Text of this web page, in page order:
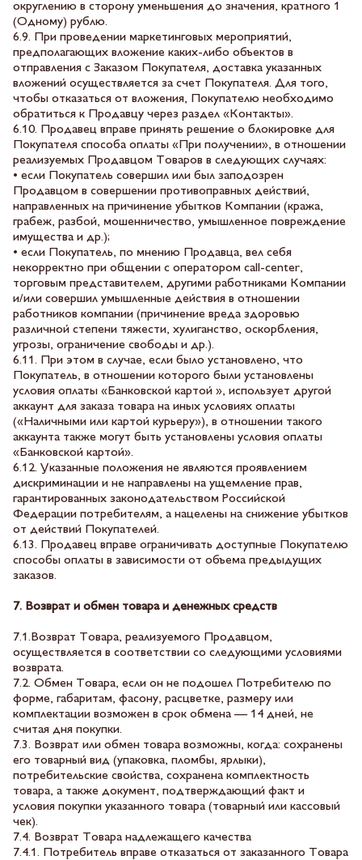
округлению в сторону уменьшения до значения, кратного 1
(Одному) рублю.
6.9. При проведении маркетинговых мероприятий,
предполагающих вложение каких-либо объектов в
отправления с Заказом Покупателя, доставка указанных
вложений осуществляется за счет Покупателя. Для того,
чтобы отказаться от вложения, Покупателю необходимо
обратиться к Продавцу через раздел «Контакты».
6.10. Продавец вправе принять решение о блокировке для
Покупателя способа оплаты «При получении», в отношении
реализуемых Продавцом Товаров в следующих случаях:
• если Покупатель совершил или был заподозрен
Продавцом в совершении противоправных действий,
направленных на причинение убытков Компании (кража,
грабеж, разбой, мошенничество, умышленное повреждение
имущества и др.);
• если Покупатель, по мнению Продавца, вел себя
некорректно при общении с оператором call-center,
торговым представителем, другими работниками Компании
и/или совершил умышленные действия в отношении
работников компании (причинение вреда здоровью
различной степени тяжести, хулиганство, оскорбления,
угрозы, ограничение свободы и др.).
6.11. При этом в случае, если было установлено, что
Покупатель, в отношении которого были установлены
условия оплаты «Банковской картой », использует другой
аккаунт для заказа товара на иных условиях оплаты
(«Наличными или картой курьеру»), в отношении такого
аккаунта также могут быть установлены условия оплаты
«Банковской картой».
6.12. Указанные положения не являются проявлением
дискриминации и не направлены на ущемление прав,
гарантированных законодательством Российской
Федерации потребителям, а нацелены на снижение убытков
от действий Покупателей.
6.13. Продавец вправе ограничивать доступные Покупателю
способы оплаты в зависимости от объема предыдущих
заказов.
7. Возврат и обмен товара и денежных средств
7.1.Возврат Товара, реализуемого Продавцом,
осуществляется в соответствии со следующими условиями
возврата.
7.2. Обмен Товара, если он не подошел Потребителю по
форме, габаритам, фасону, расцветке, размеру или
комплектации возможен в срок обмена — 14 дней, не
считая дня покупки.
7.3. Возврат или обмен товара возможны, когда: сохранены
его товарный вид (упаковка, пломбы, ярлыки),
потребительские свойства, сохранена комплектность
товара, а также документ, подтверждающий факт и
условия покупки указанного товара (товарный или кассовый
чек).
7.4. Возврат Товара надлежащего качества
7.4.1. Потребитель вправе отказаться от заказанного Товара